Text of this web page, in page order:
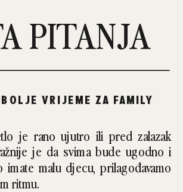
je rano ujutro ili pred zalazak
je da svima bude ugodno i
imate malu djecu, prilagođavamo
ritmu.
VRIJEME ZA FAMILY
PITANJA